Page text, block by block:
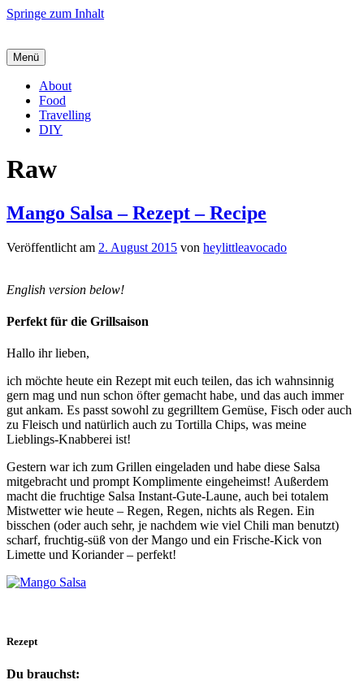
Springe zum Inhalt
Menü
About
Food
Travelling
DIY
Raw
Mango Salsa – Rezept – Recipe
Veröffentlicht am 2. August 2015 von heylittleavocado
English version below!
Perfekt für die Grillsaison
Hallo ihr lieben,
ich möchte heute ein Rezept mit euch teilen, das ich wahnsinnig
gern mag und nun schon öfter gemacht habe, und das auch immer
gut ankam. Es passt sowohl zu gegrilltem Gemüse, Fisch oder auch
zu Fleisch und natürlich auch zu Tortilla Chips, was meine
Lieblings-Knabberei ist!
Gestern war ich zum Grillen eingeladen und habe diese Salsa
mitgebracht und prompt Komplimente eingeheimst! Außerdem
macht die fruchtige Salsa Instant-Gute-Laune, auch bei totalem
Mistwetter wie heute – Regen, Regen, nichts als Regen. Ein
bisschen (oder auch sehr, je nachdem wie viel Chili man benutzt)
scharf, fruchtig-süß von der Mango und ein Frische-Kick von
Limette und Koriander – perfekt!
Rezept
Du brauchst: